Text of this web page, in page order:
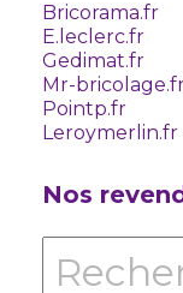
Bricorama.fr
E.leclerc.fr
Gedimat.fr
Mr-
Pointp.fr
Leroymerlin.fr
Nos